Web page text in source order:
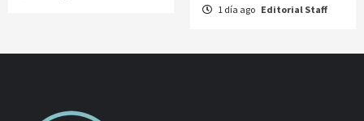
1 día ago Editorial Staff